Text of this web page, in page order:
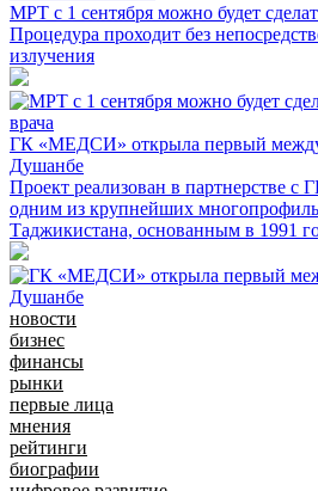
МРТ с 1 сентября можно будет
Процедура проходит без
излучения
ГК «МЕДСИ» открыла первый
Душанбе
Проект реализован в партнерстве
одним из крупнейших
Таджикистана, основанным в 1991
новости
бизнес
финансы
рынки
первые лица
мнения
рейтинги
биографии